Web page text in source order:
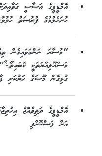
އެމްޑީޕީގެ އަސާސީ
ހުށަހެޅުމުގެ ފުރުސަތު
"މުސާރަ ނަންގަވައިގެން
މަސްއޫލިއްޔަތަކީ
ގުޅިގެން މޫސަގެ ހަރުކަށި
އަށް ފަސްކޮށްފި